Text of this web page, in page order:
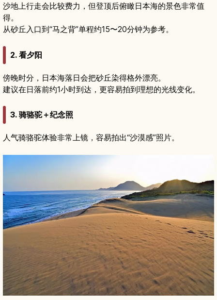
沙地上行走会比较费力，但登顶后俯瞰日本海的景色非常值
得。
从砂丘入口到“马之背”单程约15〜20分钟为参考。
2. 看夕阳
傍晚时分，日本海落日会把砂丘染得格外漂亮。
建议在日落前约1小时到达，更容易拍到理想的光线变化。
3. 骑骆驼＋纪念照
人气骑骆驼体验非常上镜，容易拍出“沙漠感”照片。